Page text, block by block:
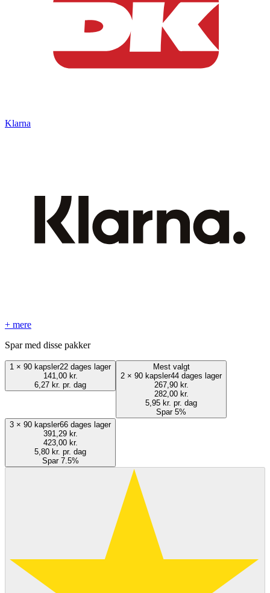
Klarna
+ mere
Spar med disse pakker
1 × 90 kapsler22 dages lager
141,00 kr.
6,27 kr. pr. dag
Mest valgt
2 × 90 kapsler44 dages lager
267,90 kr.
282,00 kr.
5,95 kr. pr. dag
Spar 5%
3 × 90 kapsler66 dages lager
391,29 kr.
423,00 kr.
5,80 kr. pr. dag
Spar 7.5%